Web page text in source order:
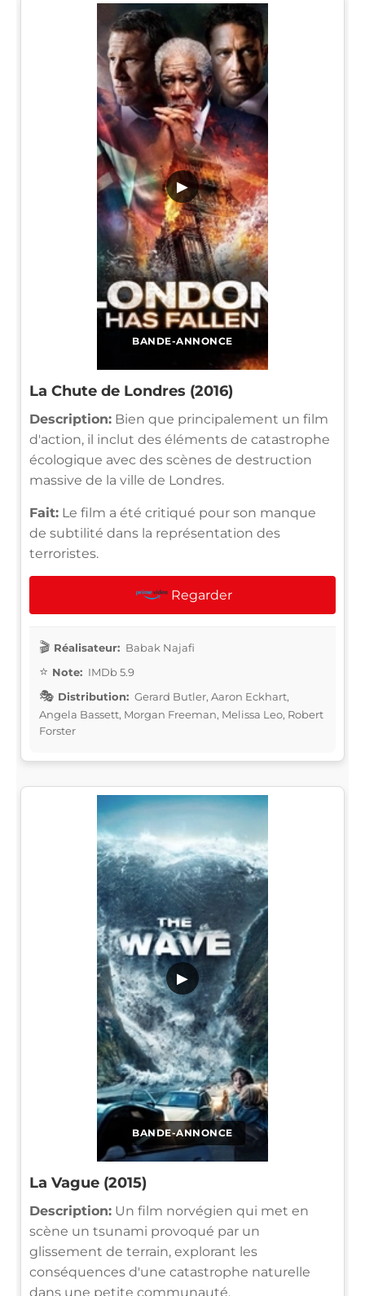
BANDE-ANNONCE
▶
La Chute de Londres (2016)
Description: Bien que principalement un film
d'action, il inclut des éléments de catastrophe
écologique avec des scènes de destruction
massive de la ville de Londres.
Fait: Le film a été critiqué pour son manque
de subtilité dans la représentation des
terroristes.
Regarder
Réalisateur: Babak Najafi
Note: IMDb 5.9
Distribution: Gerard Butler, Aaron Eckhart,
Angela Bassett, Morgan Freeman, Melissa Leo, Robert
Forster
BANDE-ANNONCE
▶
La Vague (2015)
Description: Un film norvégien qui met en
scène un tsunami provoqué par un
glissement de terrain, explorant les
conséquences d'une catastrophe naturelle
dans une petite communauté.